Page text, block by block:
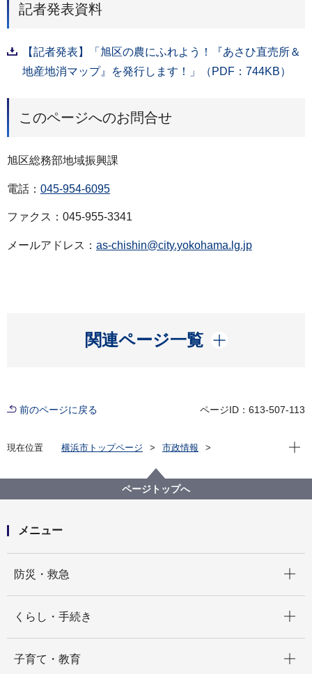
記者発表資料
【記者発表】「旭区の農にふれよう！『あさひ直売所＆
地産地消マップ』を発行します！」（PDF：744KB）
このページへのお問合せ
旭区総務部地域振興課
電話： 045-954-6095
ファクス：045-955-3341
メールアドレス： as-chishin@city.yokohama.lg.jp
関連ページ一覧
開く
前のページに戻る ページID：613-507-113
現在位置 横浜市トップページ
市政情報
旭区の農にふれよう！『あさひ直売所＆地産地消マッ
プ』を発行します！
現在
ページトップへ
メニュー
防災・救急
くらし・手続き
子育て・教育